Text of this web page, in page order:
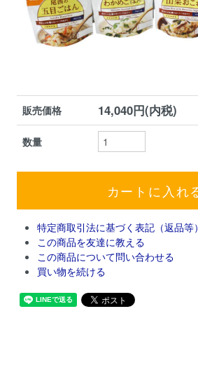
販売価格 14,040円(内税)
数量
特定商取引法に基づく表記（返品等）
この商品を友達に教える
この商品について問い合わせる
買い物を続ける